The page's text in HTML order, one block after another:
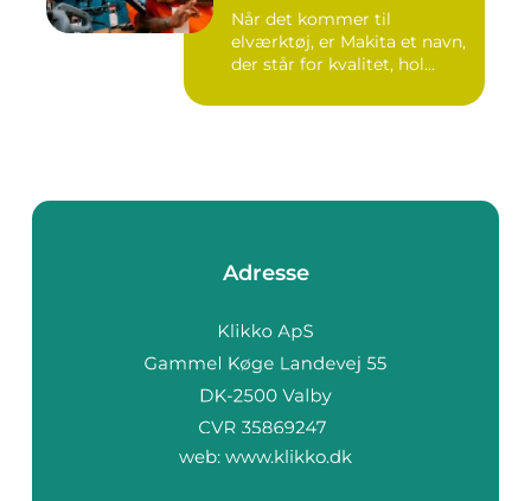
Når det kommer til
elværktøj, er Makita et navn,
der står for kvalitet, hol...
Adresse
web: www.klikko.dk